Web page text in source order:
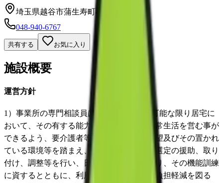
埼玉県越谷市蒲生寿町4-29
048-940-6767
共有する お気に入り
施設概要
運営方針
1）事業所の専門相談員は、その利用者が可能な限り居宅に
おいて、その有する能力に応じ自立した日常生活を営む事が
できるよう、要介護者等の心身の状況、希望及びその置かれ
ている環境等を踏まえ、適切な福祉用具の選定の援助、取り
付け、調整等を行い、日常生活の便宜を図り、その機能訓練
に資するとともに、利用者を介護する者の負担軽減を図る